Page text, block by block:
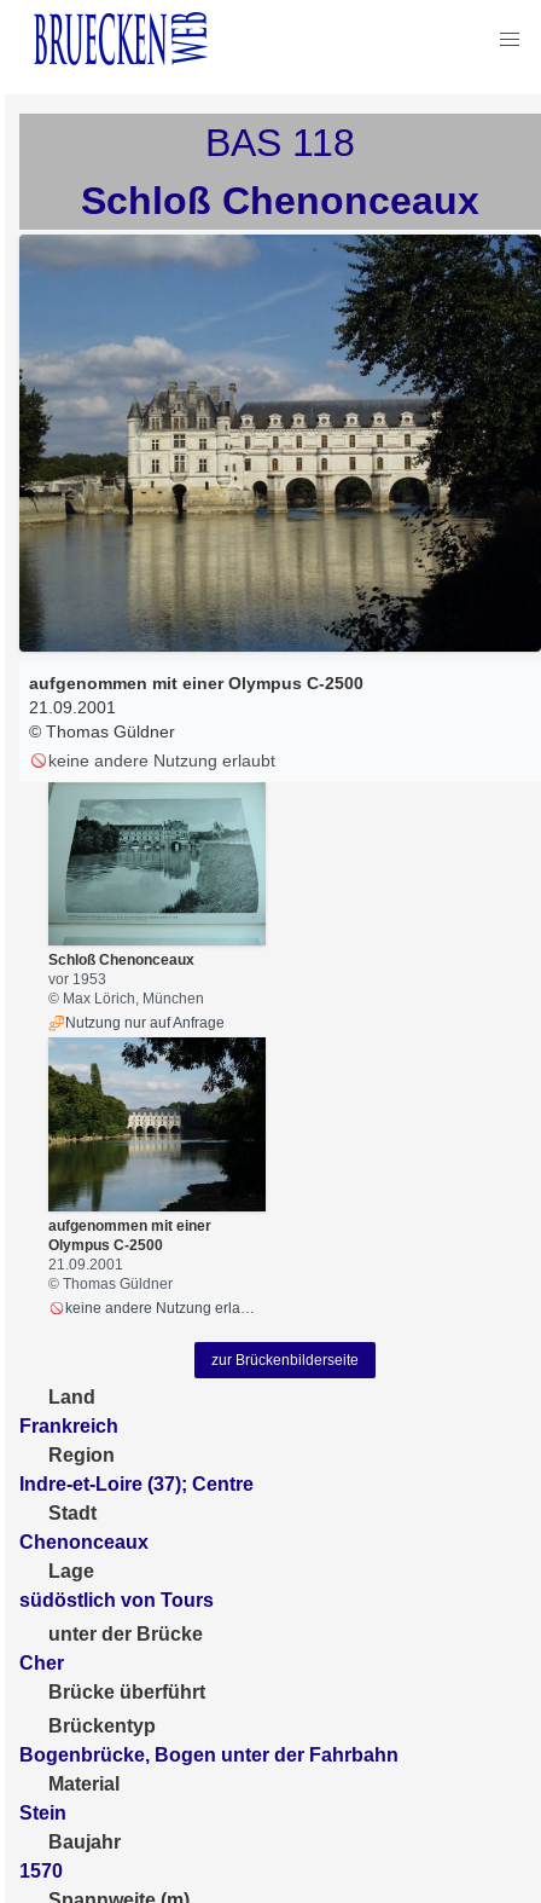
BAS 118
Schloß Chenonceaux
aufgenommen mit einer Olympus C-2500
21.09.2001
© Thomas Güldner
keine andere Nutzung erlaubt
Schloß Chenonceaux
vor 1953
© Max Lörich, München
Nutzung nur auf Anfrage
aufgenommen mit einer
Olympus C-2500
21.09.2001
© Thomas Güldner
zur Brückenbilderseite
Land
Frankreich
Region
Indre-et-Loire (37); Centre
Stadt
Chenonceaux
Lage
südöstlich von Tours
unter der Brücke
Cher
Brücke überführt
Brückentyp
Bogenbrücke, Bogen unter der Fahrbahn
Material
Stein
Baujahr
1570